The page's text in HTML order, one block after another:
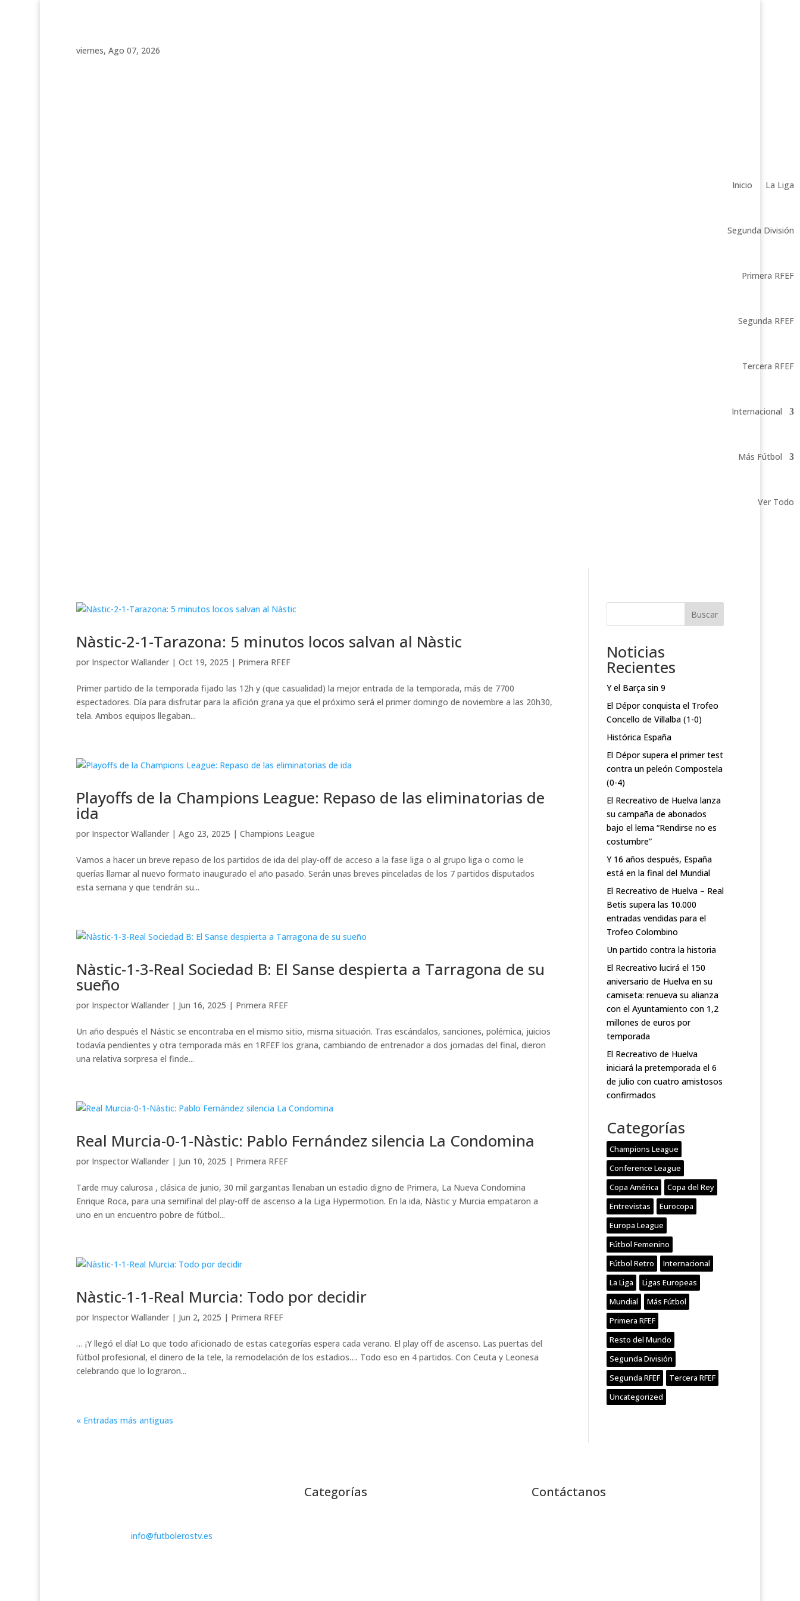
viernes, Ago 07, 2026
Inicio La Liga
Segunda División
Primera RFEF
Segunda RFEF
Tercera RFEF
Internacional
Más Fútbol
Ver Todo
Nàstic-2-1-Tarazona: 5 minutos locos salvan al Nàstic
por Inspector Wallander| Oct 19, 2025 | Primera RFEF
Primer partido de la temporada fijado las 12h y (que casualidad) la mejor entrada de la temporada, más de 7700
espectadores. Día para disfrutar para la afición grana ya que el próximo será el primer domingo de noviembre a las 20h30,
tela. Ambos equipos llegaban...
Playoffs de la Champions League: Repaso de las eliminatorias de
ida
por Inspector Wallander| Ago 23, 2025 | Champions League
Vamos a hacer un breve repaso de los partidos de ida del play-off de acceso a la fase liga o al grupo liga o como le
querías llamar al nuevo formato inaugurado el año pasado. Serán unas breves pinceladas de los 7 partidos disputados
esta semana y que tendrán su...
Nàstic-1-3-Real Sociedad B: El Sanse despierta a Tarragona de su
sueño
por Inspector Wallander| Jun 16, 2025 | Primera RFEF
Un año después el Nástic se encontraba en el mismo sitio, misma situación. Tras escándalos, sanciones, polémica, juicios
todavía pendientes y otra temporada más en 1RFEF los grana, cambiando de entrenador a dos jornadas del final, dieron
una relativa sorpresa el finde...
Real Murcia-0-1-Nàstic: Pablo Fernández silencia La Condomina
por Inspector Wallander| Jun 10, 2025 | Primera RFEF
Tarde muy calurosa , clásica de junio, 30 mil gargantas llenaban un estadio digno de Primera, La Nueva Condomina
Enrique Roca, para una semifinal del play-off de ascenso a la Liga Hypermotion. En la ida, Nàstic y Murcia empataron a
uno en un encuentro pobre de fútbol...
Nàstic-1-1-Real Murcia: Todo por decidir
por Inspector Wallander| Jun 2, 2025 | Primera RFEF
… ¡Y llegó el día! Lo que todo aficionado de estas categorías espera cada verano. El play off de ascenso. Las puertas del
fútbol profesional, el dinero de la tele, la remodelación de los estadios…. Todo eso en 4 partidos. Con Ceuta y Leonesa
celebrando que lo lograron...
« Entradas más antiguas
Buscar
Noticias
Recientes
Y el Barça sin 9
El Dépor conquista el Trofeo
Concello de Villalba (1-0)
Histórica España
El Dépor supera el primer test
contra un peleón Compostela
(0-4)
El Recreativo de Huelva lanza
su campaña de abonados
bajo el lema “Rendirse no es
costumbre”
Y 16 años después, España
está en la final del Mundial
El Recreativo de Huelva – Real
Betis supera las 10.000
entradas vendidas para el
Trofeo Colombino
Un partido contra la historia
El Recreativo lucirá el 150
aniversario de Huelva en su
camiseta: renueva su alianza
con el Ayuntamiento con 1,2
millones de euros por
temporada
El Recreativo de Huelva
iniciará la pretemporada el 6
de julio con cuatro amistosos
confirmados
Categorías
Champions League
Conference League
Copa América
Copa del Rey
Entrevistas
Eurocopa
Europa League
Fútbol Femenino
Fútbol Retro
Internacional
La Liga
Ligas Europeas
Mundial
Más Fútbol
Primera RFEF
Resto del Mundo
Segunda División
Segunda RFEF
Tercera RFEF
Uncategorized
info@futbolerostv.es
Categorías Contáctanos